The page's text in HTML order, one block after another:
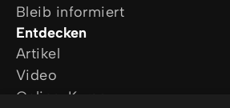
Bleib informiert
Entdecken
Artikel
Video
Online-Kurse